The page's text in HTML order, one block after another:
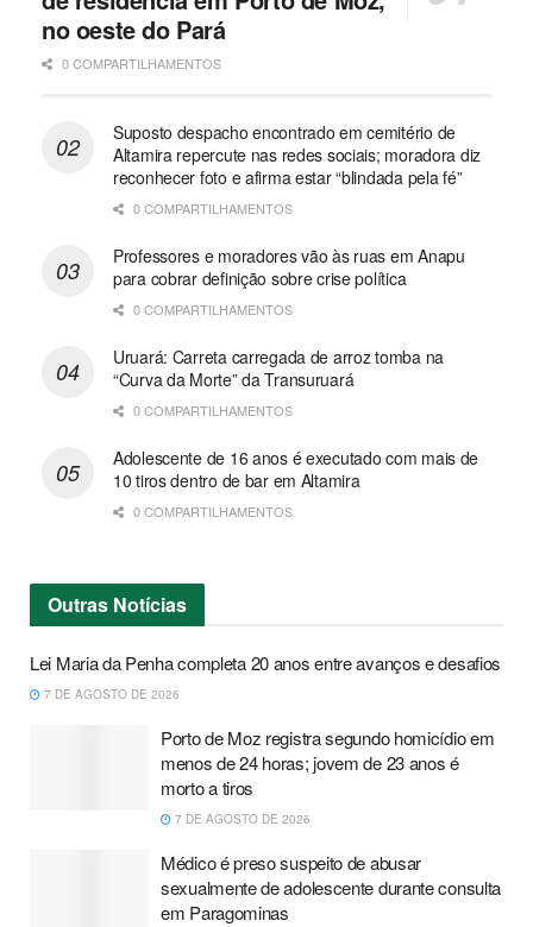
no oeste do Pará
0 COMPARTILHAMENTOS
Suposto despacho encontrado em cemitério de
Altamira repercute nas redes sociais; moradora diz
reconhecer foto e afirma estar “blindada pela fé”
0 COMPARTILHAMENTOS
Professores e moradores vão às ruas em Anapu
para cobrar definição sobre crise política
0 COMPARTILHAMENTOS
Uruará: Carreta carregada de arroz tomba na
“Curva da Morte” da Transuruará
0 COMPARTILHAMENTOS
Adolescente de 16 anos é executado com mais de
10 tiros dentro de bar em Altamira
0 COMPARTILHAMENTOS
Outras Notícias
Lei Maria da Penha completa 20 anos entre avanços e desafios
7 DE AGOSTO DE 2026
Porto de Moz registra segundo homicídio em
menos de 24 horas; jovem de 23 anos é
morto a tiros
7 DE AGOSTO DE 2026
Médico é preso suspeito de abusar
sexualmente de adolescente durante consulta
em Paragominas